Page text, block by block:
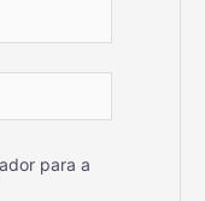
para a